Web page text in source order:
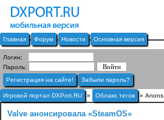
Главная Форум Новости Основная версия
Логин:
Пароль:
Регистрация на сайте!
Забыли пароль?
Игровой портал DXPort.RU » Облако тегов » Anons
Valve анонсировала «SteamOS»